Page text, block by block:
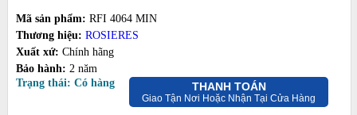
Mã sản phẩm: RFI 4064 MIN
Thương hiệu: ROSIERES
Xuất xứ: Chính hãng
Bảo hành: 2 năm
Trạng thái: Có hàng
THANH TOÁN
Giao Tận Nơi Hoặc Nhận Tại Cửa Hàng